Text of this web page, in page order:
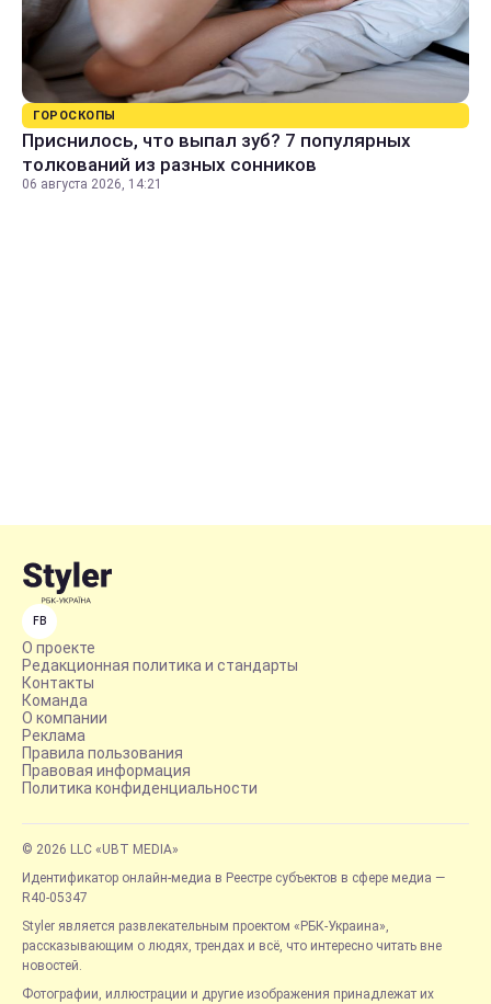
ГОРОСКОПЫ
Приснилось, что выпал зуб? 7 популярных
толкований из разных сонников
06 августа 2026, 14:21
FB
О проекте
Редакционная политика и стандарты
Контакты
Команда
О компании
Реклама
Правила пользования
Правовая информация
Политика конфиденциальности
© 2026 LLC «UBT MEDIA»
Идентификатор онлайн-медиа в Реестре субъектов в сфере медиа —
R40-05347
Styler является развлекательным проектом «РБК-Украина»,
рассказывающим о людях, трендах и всё, что интересно читать вне
новостей.
Фотографии, иллюстрации и другие изображения принадлежат их